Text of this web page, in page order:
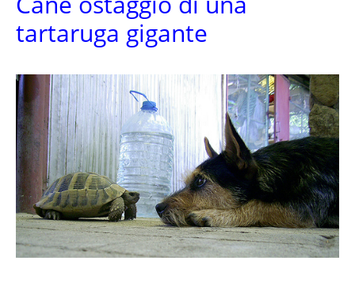
tartaruga gigante